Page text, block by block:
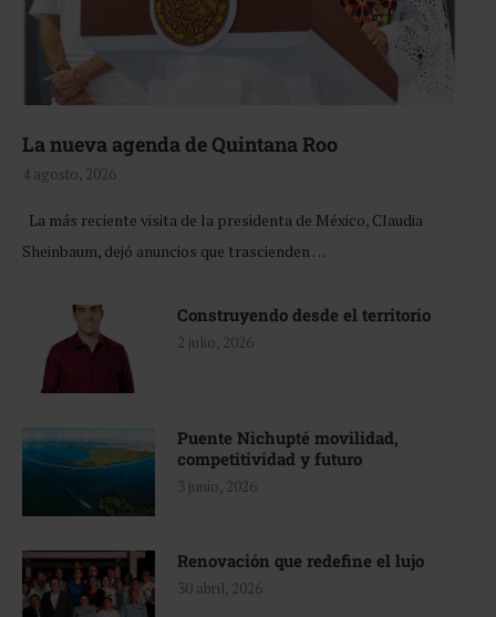
La nueva agenda de Quintana Roo
4 agosto, 2026
La más reciente visita de la presidenta de México, Claudia
Sheinbaum, dejó anuncios que trascienden …
Construyendo desde el territorio
2 julio, 2026
Puente Nichupté movilidad,
competitividad y futuro
3 junio, 2026
Renovación que redefine el lujo
30 abril, 2026